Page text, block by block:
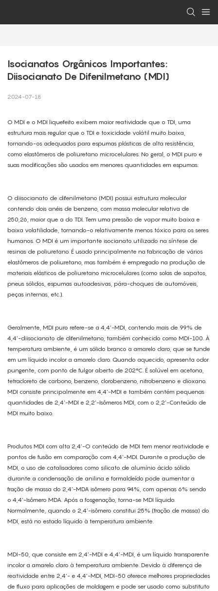
Isocianatos Orgânicos Importantes:
Diisocianato De Difenilmetano (MDI)
2024-07-18
O MDI e o MDI liquefeito exibem maior reatividade que o TDI, uma
estrutura mais regular que o TDI e toxicidade volátil muito baixa,
tornando-os adequados para espumas plásticas de alta resistência,
como elastômeros de poliuretano microcelulares. No geral, o MDI puro e
suas modificações são usados ​​em menores quantidades em espumas.
O diisocianato de difenilmetano (MDI) possui estrutura molecular
contendo dois anéis de benzeno, com massa molecular relativa de
250,26, maior que a do TDI. Tem uma pressão de vapor muito baixa e
baixa volatilidade, tornando-o relativamente menos tóxico para os seres
humanos. O MDI é um importante isocianato utilizado na síntese de
resinas de poliuretano. É usado principalmente na fabricação de vários
elastômeros de poliuretano, mas também é empregado na produção de
materiais elásticos de poliuretano microcelulares (como solas de sapatos,
pneus sólidos, espumas autoadesivas, pára-choques de automóveis,
peças internas, etc.).
Geralmente, MDI puro refere-se a 4,4’-MDI, contendo mais de 99% de
4,4’-diisocianato de difenilmetano, também conhecido como MDI-100. À
temperatura ambiente, é um sólido branco a amarelo claro, que se funde
em um líquido incolor a amarelo claro. Quando aquecido, apresenta odor
pungente, com ponto de fulgor aberto de 202°C. É solúvel em acetona,
tetracloreto de carbono, benzeno, clorobenzeno, nitrobenzeno e dioxano.
MDI consiste principalmente em 4,4’-MDI e também contém pequenas
quantidades de 2,4’-MDI e 2,2’-Isômeros MDI, com o 2,2’-Conteúdo de
MDI muito baixo.
Produtos MDI com alta 2,4’-O conteúdo de MDI tem menor reatividade e
pontos de fusão em comparação com 4,4’-MDI. Durante a produção de
MDI, o uso de catalisadores como silicato de alumínio ácido sólido
durante a condensação de anilina e formaldeído pode aumentar a
fração de massa do 2,4’-MDA isômero para 94%, com apenas 6% sendo
o 4,4’-Isômero MDA. Após a fosgenação, torna-se MDI líquido.
Normalmente, quando o 2,4’-isômero constitui 25% (fração de massa) do
MDI, está no estado líquido à temperatura ambiente.
MDI-50, que consiste em 2,4’-MDI e 4,4’-MDI, é um líquido transparente
incolor a amarelo claro à temperatura ambiente. Devido à diferença de
reatividade entre 2,4’- e 4,4’-MDI, MDI-50 oferece melhores propriedades
de fluxo para aplicações de moldagem e pode ser usado como substituto